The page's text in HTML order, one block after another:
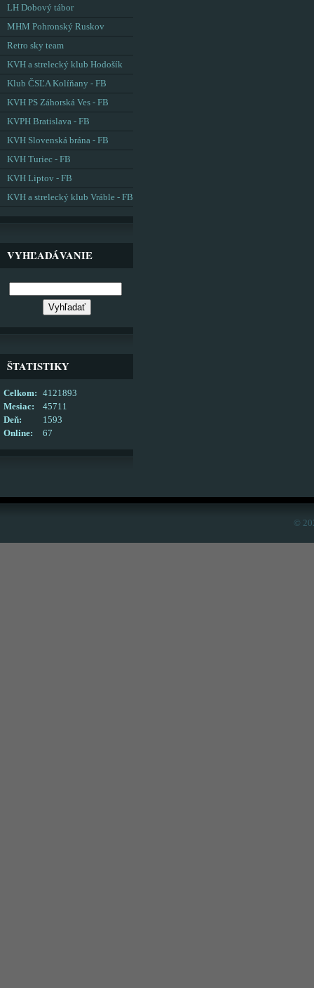
LH Dobový tábor
MHM Pohronský Ruskov
Retro sky team
KVH a strelecký klub Hodošík
Klub ČSĽA Kolíňany - FB
KVH PS Záhorská Ves - FB
KVPH Bratislava - FB
KVH Slovenská brána - FB
KVH Turiec - FB
KVH Liptov - FB
KVH a strelecký klub Vráble - FB
VYHĽADÁVANIE
ŠTATISTIKY
Online: 67
Celkom:
4121893
Mesiac:
45711
Deň:
1593
©